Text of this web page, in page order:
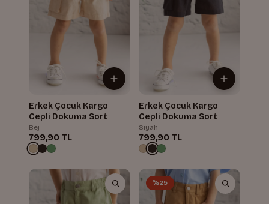
Erkek Çocuk Kargo
Cepli Dokuma Sort
Bej
799,90 TL
Erkek Çocuk Kargo
Cepli Dokuma Sort
Siyah
799,90 TL
%25